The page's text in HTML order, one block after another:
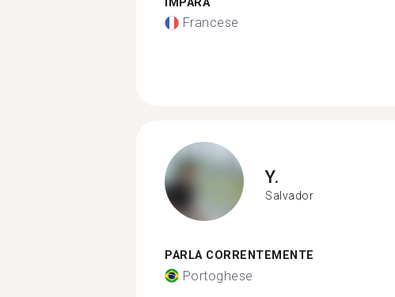
Francese
Y.
Salvador
PARLA CORRENTEMENTE
Portoghese